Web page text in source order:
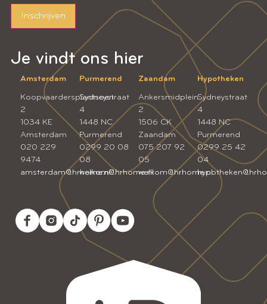
Je vindt ons hier
Amsterdam
Koopvaardersplantsoen
2
1034 KE
Amsterdam
020 229
9474
amsterdam@hrhome.nl
Purmerend
Sydneystraat
4
1448 NC
Purmerend
0299 20 08
08
welkom@hrhome.nl
Zaandam
Ankersmidplein
2
1506 CK
Zaandam
075 207 92
05
welkom@hrhome.nl
Hypotheken
Sydneystraat
4
1448 NC
Purmerend
0299 25 42
04
Inschrijven